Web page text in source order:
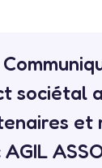
sociétal
et